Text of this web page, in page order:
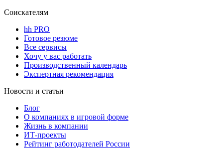
Соискателям
hh PRO
Готовое резюме
Все сервисы
Хочу у вас работать
Производственный календарь
Экспертная рекомендация
Новости и статьи
Блог
О компаниях в игровой форме
Жизнь в компании
ИТ-проекты
Рейтинг работодателей России